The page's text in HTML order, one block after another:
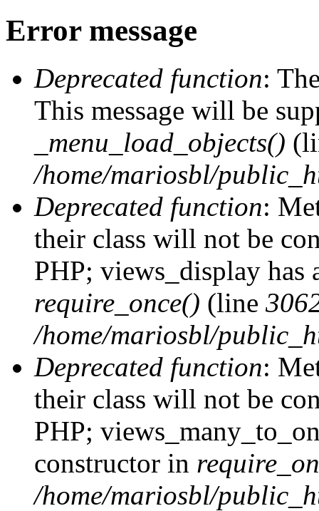
Error message
Deprecated function:
This message will be
_menu_load_objects()
/home/mariosbl/
Deprecated function:
their class will not be
PHP; views_display has
require_once() (line
/home/mariosbl/
Deprecated function:
their class will not be
PHP;
constructor in
/home/mariosbl/